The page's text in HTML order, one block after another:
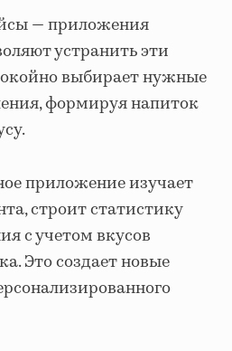
— приложения
устранить эти
выбирает нужные
формируя напиток
приложение изучает
строит статистику
с учетом вкусов
Это создает новые